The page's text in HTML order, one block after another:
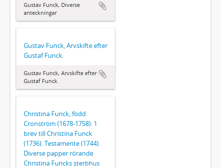
Gustav Funck, Diverse
anteckningar
Gustav Funck, Arvskifte efter
Gustaf Funck.
Gustav Funck, Arvskifte efter
Gustaf Funck.
Christina Funck, född
Cronström (1678-1758): 1
brev till Christina Funck
(1736). Testamente (1744).
Diverse papper rörande
Christina Funcks sterbhus